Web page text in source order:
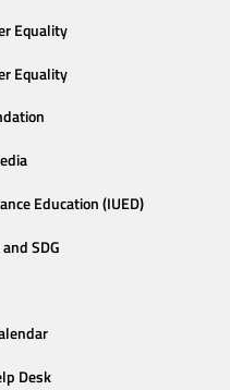
Equality
Equality
Education (IUED)
SDG
Desk